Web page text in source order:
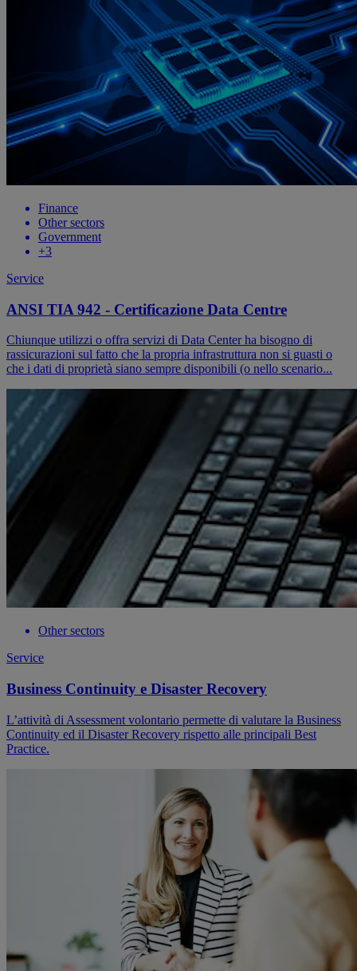
Finance
Other sectors
Government
+3
Service
ANSI TIA 942 - Certificazione Data Centre
Chiunque utilizzi o offra servizi di Data Center ha bisogno di
rassicurazioni sul fatto che la propria infrastruttura non si guasti o
che i dati di proprietà siano sempre disponibili (o nello scenario...
Other sectors
Service
Business Continuity e Disaster Recovery
L’attività di Assessment volontario permette di valutare la Business
Continuity ed il Disaster Recovery rispetto alle principali Best
Practice.